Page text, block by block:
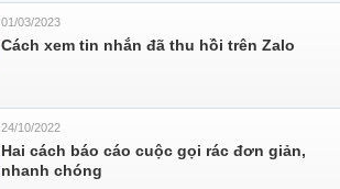
01/03/2023
Cách xem tin nhắn đã thu hồi trên Zalo
24/10/2022
Hai cách báo cáo cuộc gọi rác đơn giản,
nhanh chóng